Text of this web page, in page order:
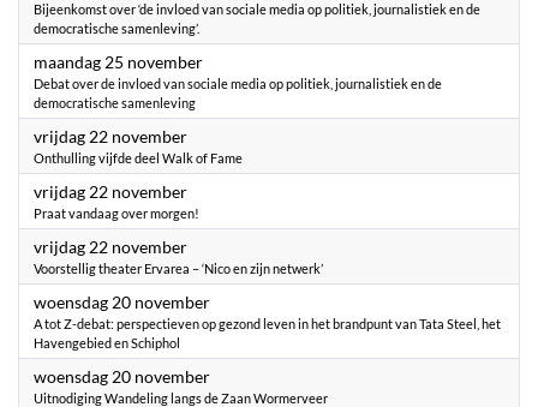
Bijeenkomst over ‘de invloed van sociale media op politiek, journalistiek en de
democratische samenleving’.
maandag 25 november2024
Debat over de invloed van sociale media op politiek, journalistiek en de
democratische samenleving
vrijdag 22 november2024
Onthulling vijfde deel Walk of Fame
vrijdag 22 november2024
Praat vandaag over morgen!
vrijdag 22 november2024
Voorstellig theater Ervarea – ‘Nico en zijn netwerk’
woensdag 20 november2024
A tot Z-debat: perspectieven op gezond leven in het brandpunt van Tata Steel, het
Havengebied en Schiphol
woensdag 20 november2024
Uitnodiging Wandeling langs de Zaan Wormerveer